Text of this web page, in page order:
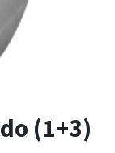
(1+3)